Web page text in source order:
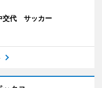
交代 サッカー